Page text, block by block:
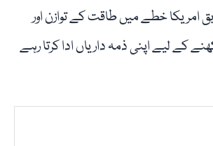
امریکا خطے میں طاقت کے توازن اور
کے لیے اپنی ذمہ داریاں ادا کرتا رہے